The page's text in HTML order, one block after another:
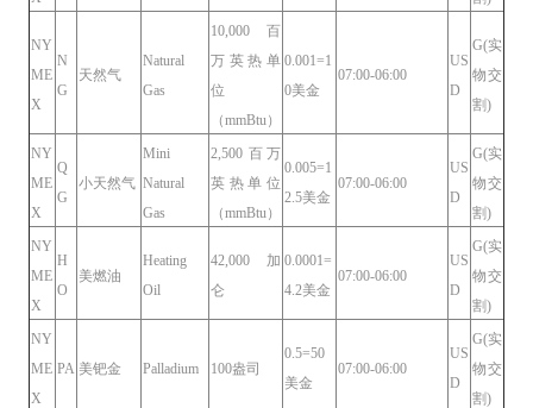
NY
ME
X
N
G
天然气
Natural
Gas
10,000 百
万英热单
位
（mmBtu）
0.001=1
0美金
07:00-06:00
US
D
G(实
物交
割)
NY
ME
X
Q
G
小天然气
Mini
Natural
Gas
2,500 百万
英热单位
（mmBtu）
0.005=1
2.5美金
07:00-06:00
US
D
G(实
物交
割)
NY
ME
X
H
O
美燃油
Heating
Oil
42,000 加
仑
0.0001=
4.2美金
07:00-06:00
US
D
G(实
物交
割)
NY
ME
X
PA 美钯金 Palladium 100盎司
0.5=50
美金
07:00-06:00
US
D
G(实
物交
割)